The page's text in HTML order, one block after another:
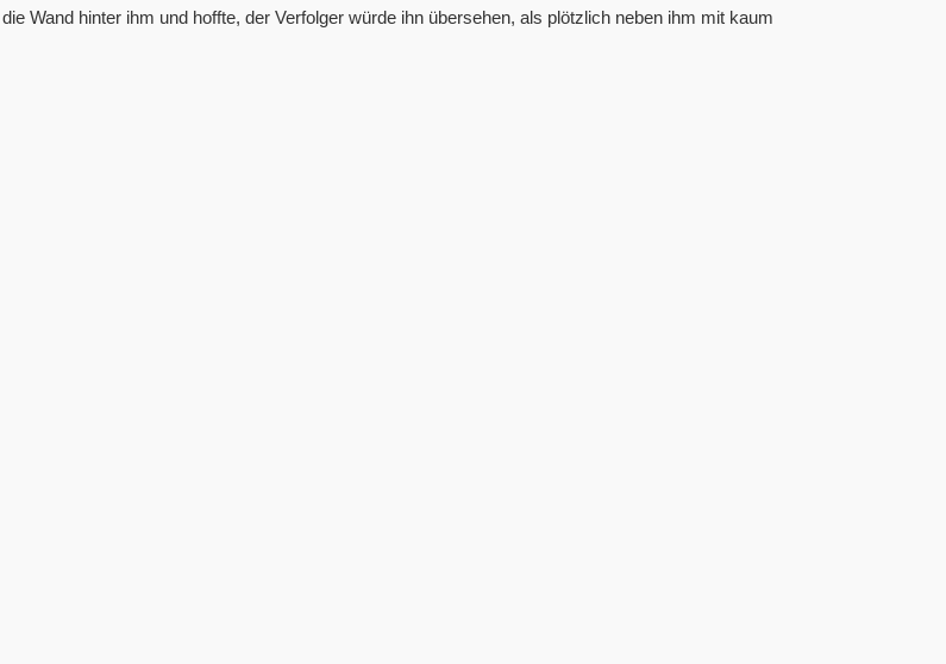
Wand hinter ihm und hoffte, der Verfolger würde ihn übersehen, als plötzlich neben ihm mit kaum